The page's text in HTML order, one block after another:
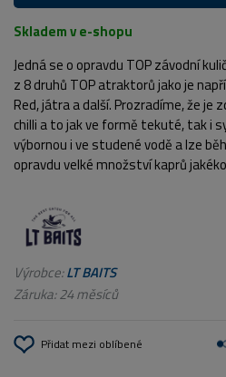
Skladem v e-shopu
Jedná se o opravdu TOP závodní
z 8 druhů TOP atraktorů jako je
Red, játra a další. Prozradíme, že je
chilli a to jak ve formě tekuté, tak i
výbornou i ve studené vodě a lze
opravdu velké množství kaprů
Výrobce:LT BAITS
Záruka: 24 měsíců
Přidat mezi oblíbené